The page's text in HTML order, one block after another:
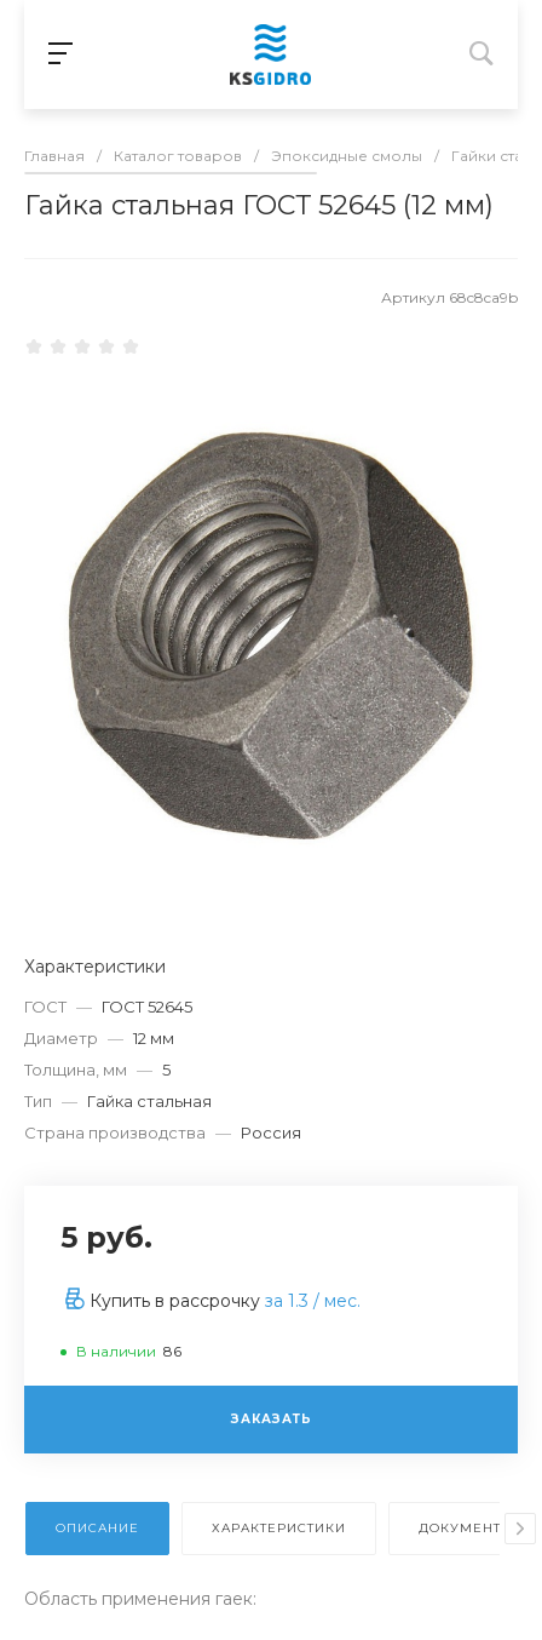
Главная / Каталог товаров / Эпоксидные смолы / Гайки
Гайка стальная ГОСТ 52645 (12 мм)
Артикул 68c8ca9b
Характеристики
ГОСТ — ГОСТ 52645
Диаметр — 12 мм
Толщина, мм — 5
Тип — Гайка стальная
Страна производства — Россия
5 руб.
Купить в рассрочку за 1.3 / мес.
В наличии 86
ЗАКАЗАТЬ
ОПИСАНИЕ ХАРАКТЕРИСТИКИ ДОКУМЕНТЫ
Область применения гаек: